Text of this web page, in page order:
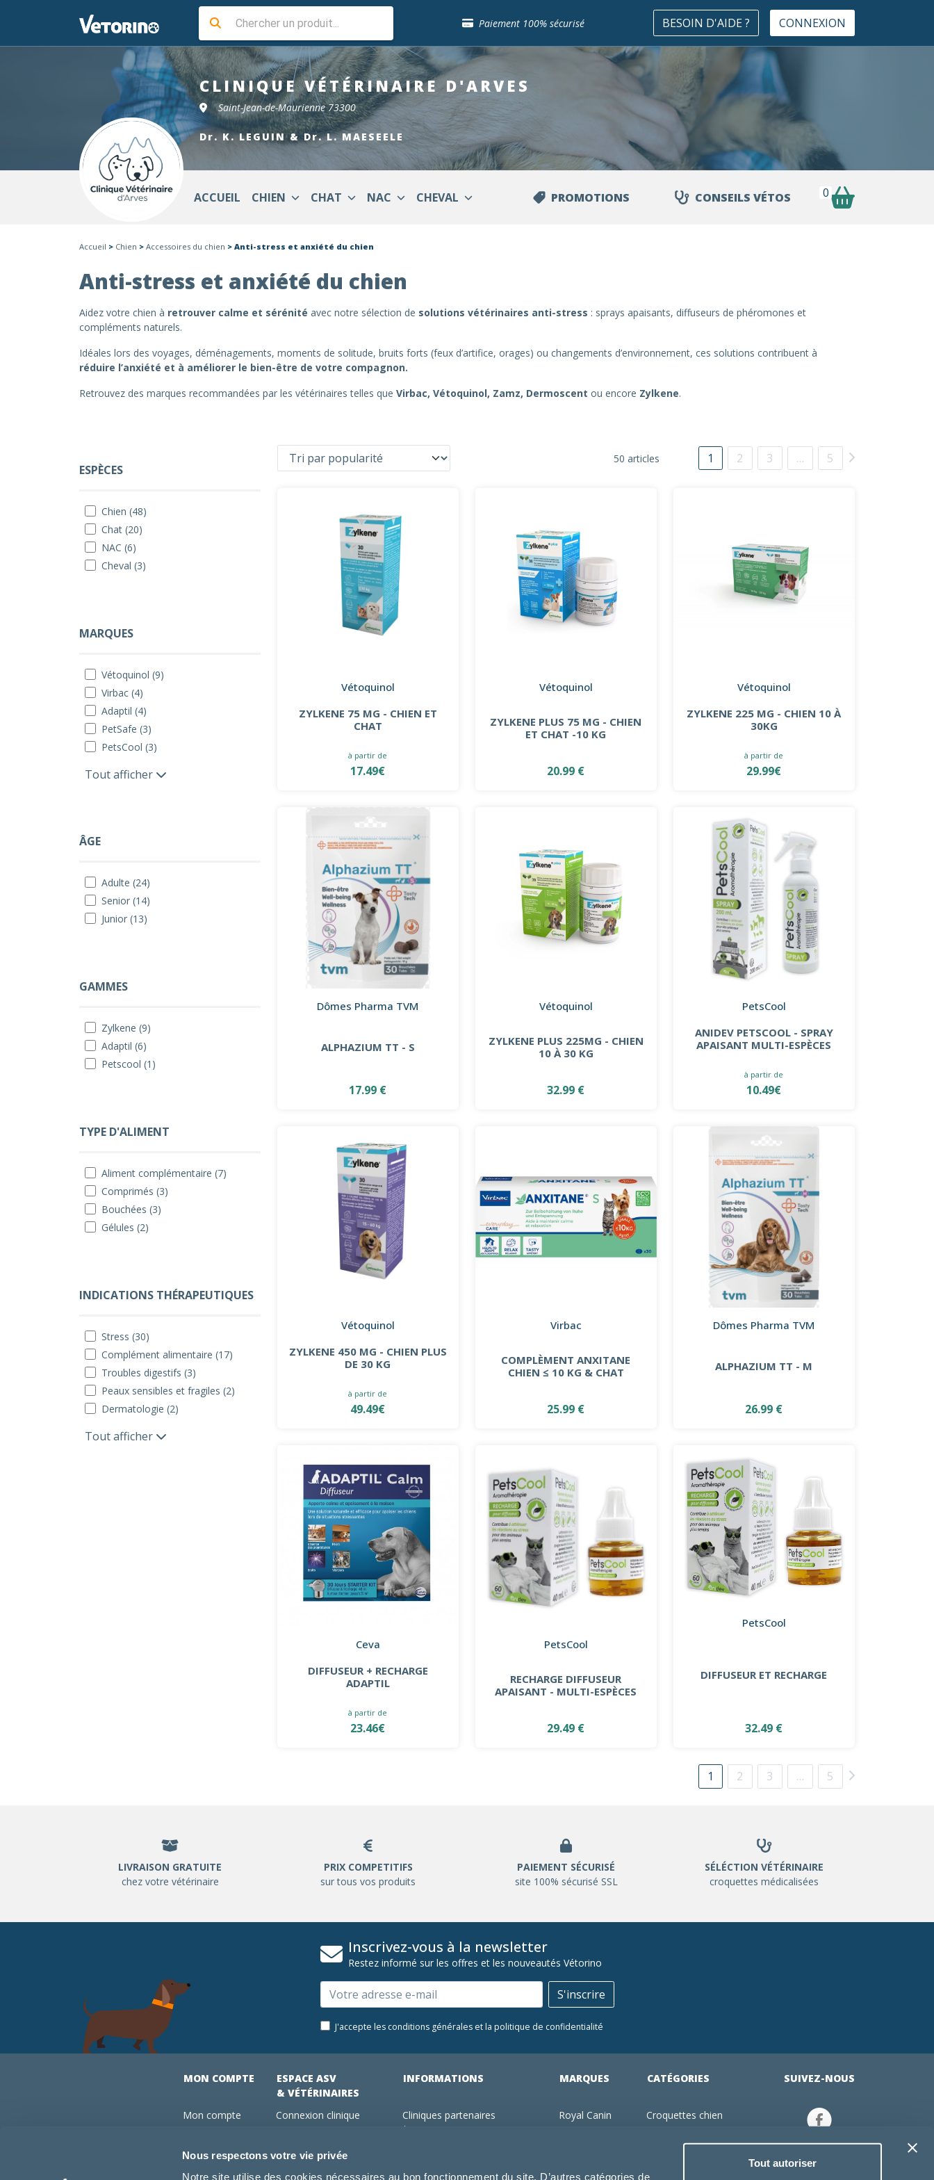
Nous respectons votre vie privée
Notre site utilise des cookies nécessaires au bon fonctionnement du site. D’autres catégories de
Tout autoriser
Paiement 100% sécurisé
Retour gratuit en clinique
Sélection de croquettes vétérinaire
Paiement 100% sécurisé
Livraison gratuite en clinique vétérinaire
Retour gratuit en clinique
Sélection de croquettes vétérinaire
BESOIN D'AIDE ? CONNEXION
CLINIQUE VÉTÉRINAIRED'ARVES
Saint-Jean-de-Maurienne 73300
Dr. K. LEGUIN & Dr. L. MAESEELE
ACCUEIL CHIEN CHAT NAC CHEVAL PROMOTIONS CONSEILS VÉTOS 0
Accueil > Chien > Accessoires du chien > Anti-stress et anxiété du chien
Anti-stress et anxiété du chien
Aidez votre chien à retrouver calme et sérénité avec notre sélection de solutions vétérinaires anti-stress : sprays apaisants, diffuseurs de phéromones et
compléments naturels.
Idéales lors des voyages, déménagements, moments de solitude, bruits forts (feux d’artifice, orages) ou changements d’environnement, ces solutions contribuent à
réduire l’anxiété et à améliorer le bien-être de votre compagnon.
Retrouvez des marques recommandées par les vétérinaires telles que Virbac, Vétoquinol, Zamz, Dermoscent ou encore Zylkene.
ESPÈCES
Chien (48)
Chat (20)
NAC (6)
Cheval (3)
MARQUES
Vétoquinol (9)
Virbac (4)
Adaptil (4)
PetSafe (3)
PetsCool (3)
Tout afficher
ÂGE
Adulte (24)
Senior (14)
Junior (13)
GAMMES
Zylkene (9)
Adaptil (6)
Petscool (1)
TYPE D'ALIMENT
Aliment complémentaire (7)
Comprimés (3)
Bouchées (3)
Gélules (2)
INDICATIONS THÉRAPEUTIQUES
Stress (30)
Complément alimentaire (17)
Troubles digestifs (3)
Peaux sensibles et fragiles (2)
Dermatologie (2)
Tout afficher
50 articles 1 2 3 … 5
Vétoquinol
ZYLKENE 75 MG - CHIEN ET
CHAT
à partir de
17.49€
Vétoquinol
ZYLKENE PLUS 75 MG - CHIEN
ET CHAT -10 KG
20.99 €
Vétoquinol
ZYLKENE 225 MG - CHIEN 10 À
30KG
à partir de
29.99€
Dômes Pharma TVM
ALPHAZIUM TT - S
17.99 €
Vétoquinol
ZYLKENE PLUS 225MG - CHIEN
10 À 30 KG
32.99 €
PetsCool
ANIDEV PETSCOOL - SPRAY
APAISANT MULTI-ESPÈCES
à partir de
10.49€
Vétoquinol
ZYLKENE 450 MG - CHIEN PLUS
DE 30 KG
à partir de
49.49€
Virbac
COMPLÈMENT ANXITANE
CHIEN ≤ 10 KG & CHAT
25.99 €
Dômes Pharma TVM
ALPHAZIUM TT - M
26.99 €
Ceva
DIFFUSEUR + RECHARGE
ADAPTIL
à partir de
23.46€
PetsCool
RECHARGE DIFFUSEUR
APAISANT - MULTI-ESPÈCES
29.49 €
PetsCool
DIFFUSEUR ET RECHARGE
32.49 €
1 2 3 … 5
LIVRAISON GRATUITE
chez votre vétérinaire
PRIX COMPETITIFS
sur tous vos produits
PAIEMENT SÉCURISÉ
site 100% sécurisé SSL
SÉLÉCTION VÉTÉRINAIRE
croquettes médicalisées
Inscrivez-vous à la newsletter
Restez informé sur les offres et les nouveautés Vétorino
Email S'inscrire
J'accepte les conditions générales et la politique de confidentialité
MON COMPTE
Mon compte
ESPACE ASV
& VÉTÉRINAIRES
Connexion clinique
Devenir adhérent Vétorino
INFORMATIONS
Cliniques partenaires
MARQUES
Royal Canin
CATÉGORIES
Croquettes chien
Jouets chien
SUIVEZ-NOUS